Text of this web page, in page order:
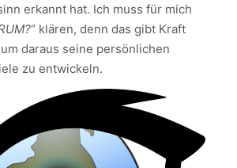
erkannt hat. Ich muss für mich
“ klären, denn das gibt Kraft
daraus seine persönlichen
zu entwickeln.